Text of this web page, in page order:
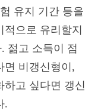
유지 기간 등을
으로 유리할지
젊고 소득이 점
면 비갱신형이,
하고 싶다면 갱신
.